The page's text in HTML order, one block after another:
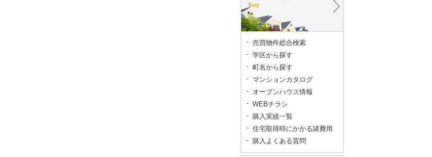
売買物件総合検索
学区から探す
町名から探す
マンションカタログ
オープンハウス情報
WEBチラシ
購入実績一覧
住宅取得時にかかる諸費用
購入よくある質問